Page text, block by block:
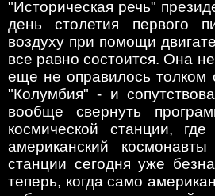
"Историческая речь"
день столетия первого
воздуху при помощи
все равно состоится. Она
еще не оправилось толком
"Колумбия" - и
вообще свернуть
космической станции,
американский
станции сегодня уже
теперь, когда само